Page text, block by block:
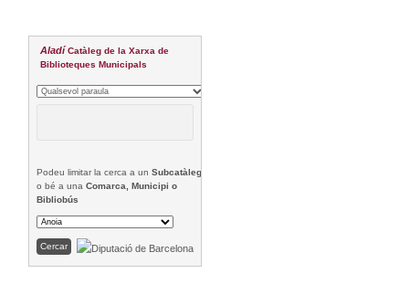
Aladí Catàleg de la Xarxa de
Biblioteques Municipals
Podeu limitar la cerca a unSubcatàleg
o bé a unaComarca, Municipi o
Bibliobús